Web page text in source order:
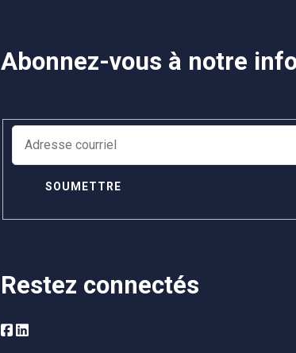
Abonnez-vous à notre
Restez connectés